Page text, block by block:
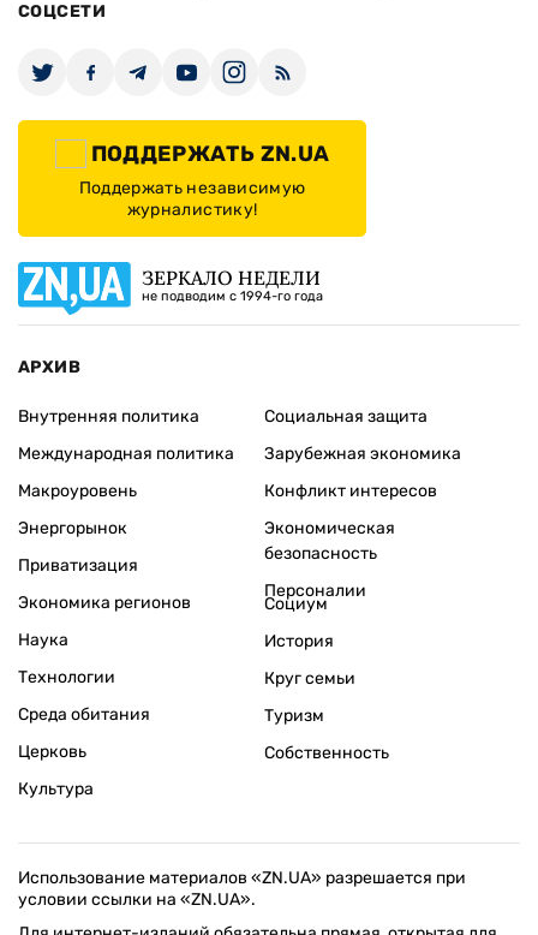
СОЦСЕТИ
ПОДДЕРЖАТЬ ZN.UA
Поддержать независимую
журналистику!
ЗЕРКАЛО НЕДЕЛИ
не подводим с 1994-го года
АРХИВ
Внутренняя политика
Международная политика
Макроуровень
Энергорынок
Приватизация
Экономика регионов
Социальная защита
Зарубежная экономика
Конфликт интересов
Экономическая
безопасность
Персоналии
Наука
Технологии
Среда обитания
Церковь
Культура
Социум
История
Круг семьи
Туризм
Собственность
Использование материалов «ZN.UA» разрешается при
условии ссылки на «ZN.UA».